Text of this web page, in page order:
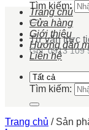
Tìm kiếm:
Tư vấn trực
Gọi: 0913 109
Trang chủ
Cửa hàng
Giới thiệu
Hướng dẫn
Liên hệ
Tìm kiếm:
Trang chủ /Sản